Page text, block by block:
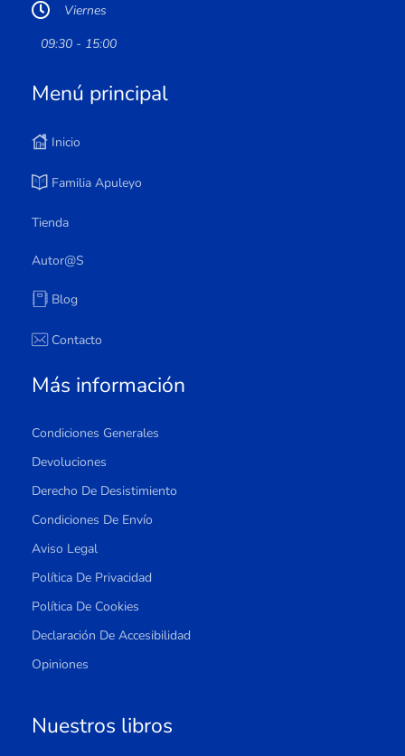
Viernes
09:30 - 15:00
Menú principal
Inicio
Familia Apuleyo
Tienda
Autor@s
Blog
Contacto
Más información
Condiciones Generales
Devoluciones
Derecho De Desistimiento
Condiciones De Envío
Aviso Legal
Política De Privacidad
Política De Cookies
Declaración De Accesibilidad
Opiniones
Nuestros libros